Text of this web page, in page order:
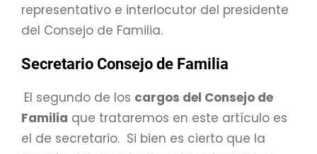
representativo e interlocutor del presidente
del Consejo de Familia.
Secretario Consejo de Familia
El segundo de los cargos del Consejo de
Familia que trataremos en este artículo es
el de secretario. Si bien es cierto que la